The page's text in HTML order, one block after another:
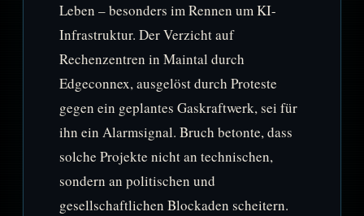
Leben – besonders im Rennen um KI-
Infrastruktur. Der Verzicht auf
Rechenzentren in Maintal durch
Edgeconnex, ausgelöst durch Proteste
gegen ein geplantes Gaskraftwerk, sei für
ihn ein Alarmsignal. Bruch betonte, dass
solche Projekte nicht an technischen,
sondern an politischen und
gesellschaftlichen Blockaden scheitern.